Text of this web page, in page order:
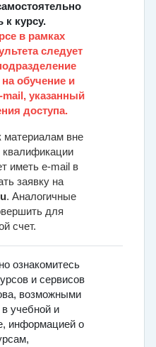
к курсу.
в рамках
следует
обучение и
указанный
доступа.
материалам вне
иметь e-mail в
заявку на
. Аналогичные
для
счет.
ознакомитесь
и сервисов
возможными
учебной и
информацией о